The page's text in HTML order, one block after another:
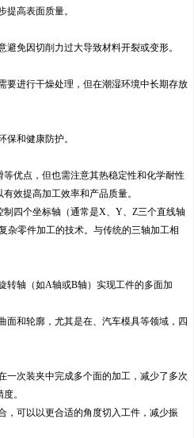
提高表面质量。
免因切削力过大导致材料开裂或变形。
要进行干燥处理，但在潮湿环境中长期存放
保和健康防护。
优点，但也需注意其热稳定性和化学耐性
效提高加工效率和产品质量。
四个坐标轴（通常是X、Y、Z三个直线轴
杂零件加工的技术。与传统的三轴加工相
轴（如A轴或B轴）实现工件的多面加
和轮廓，尤其是在、汽车模具等领域，四
次装夹中完成多个面的加工，减少了多次
。
可以以更合适的角度切入工件，减少振